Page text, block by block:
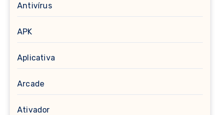
Antivírus
APK
Aplicativa
Arcade
Ativador